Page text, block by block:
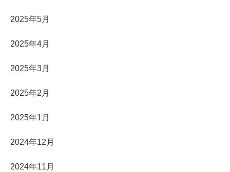
2025年5月
2025年4月
2025年3月
2025年2月
2025年1月
2024年12月
2024年11月